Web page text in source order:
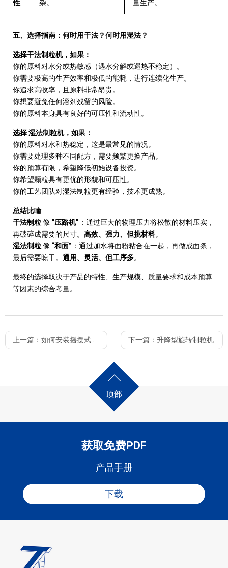
性
杂。
量生产。
五、选择指南：何时用干法？何时用湿法？
选择干法制粒机，如果：
你的原料对水分或热敏感 （遇水分解或遇热不稳定）。
你需要极高的生产效率和极低的能耗 ，进行连续化生产。
你追求高收率 ，且原料非常昂贵。
你想要避免任何溶剂残留的风险。
你的原料本身具有良好的可压性和流动性。
选择 湿法制粒机，如果：
你的原料对水和热稳定 ，这是最常见的情况。
你需要处理多种不同配方 ，需要频繁更换产品。
你的预算有限 ，希望降低初始设备投资。
你希望颗粒具有更优的形貌和可压性。
你的工艺团队对湿法制粒更有经验 ，技术更成熟。
总结比喻
干法制粒 像 “压路机” ：通过巨大的物理压力将松散的材料压实，
再破碎成需要的尺寸。 高效、强力、但挑材料。
湿法制粒 像 “和面” ：通过加水将面粉粘合在一起，再做成面条，
最后需要晾干。 通用、灵活、但工序多。
最终的选择取决于产品的特性、生产规模、质量要求和成本预算
等因素的综合考量。
上一篇： 如何安装摇摆式颗粒机的筛网？ 下一篇： 升降型旋转制粒机
顶部
获取免费PDF
产品手册
下载